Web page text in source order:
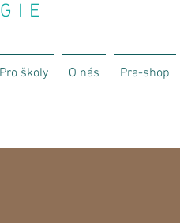
Pro školy O nás Pra-shop